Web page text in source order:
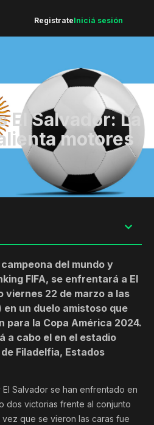
RegistrateIniciá sesión
Salvador: La
motores
del mundo y
FIFA, se enfrentará a El
viernes 22 de marzo a las
un duelo amistoso que
para la Copa América 2024.
a cabo el en el estadio
Filadelfia, Estados
Salvador se han enfrentado en
dos victorias frente al conjunto
vez que se vieron las caras fue